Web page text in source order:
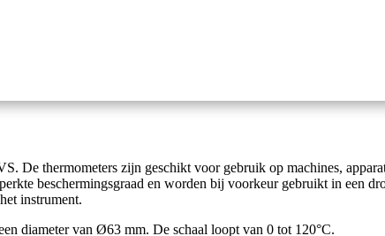
De thermometers zijn geschikt voor gebruik op machines,
beschermingsgraad en worden bij voorkeur gebruikt in een
instrument.
diameter van Ø63 mm. De schaal loopt van 0 tot 120°C.